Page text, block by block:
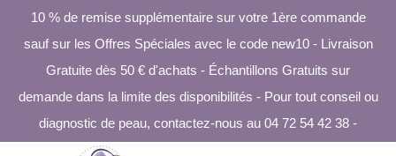
10 % de remise supplémentaire sur votre 1ère commande
sauf sur les Offres Spéciales avec le code new10 - Livraison
Gratuite dès 50 € d'achats - Échantillons Gratuits sur
demande dans la limite des disponibilités - Pour tout conseil ou
diagnostic de peau, contactez-nous au 04 72 54 42 38 -